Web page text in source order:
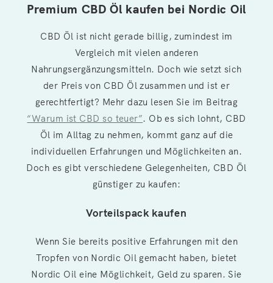
Premium CBD Öl kaufen bei Nordic Oil
CBD Öl ist nicht gerade billig, zumindest im
Vergleich mit vielen anderen
Nahrungsergänzungsmitteln. Doch wie setzt sich
der Preis von CBD Öl zusammen und ist er
gerechtfertigt? Mehr dazu lesen Sie im Beitrag
“Warum ist CBD so teuer”. Ob es sich lohnt, CBD
Öl im Alltag zu nehmen, kommt ganz auf die
individuellen Erfahrungen und Möglichkeiten an.
Doch es gibt verschiedene Gelegenheiten, CBD Öl
günstiger zu kaufen:
Vorteilspack kaufen
Wenn Sie bereits positive Erfahrungen mit den
Tropfen von Nordic Oil gemacht haben, bietet
Nordic Oil eine Möglichkeit, Geld zu sparen. Sie